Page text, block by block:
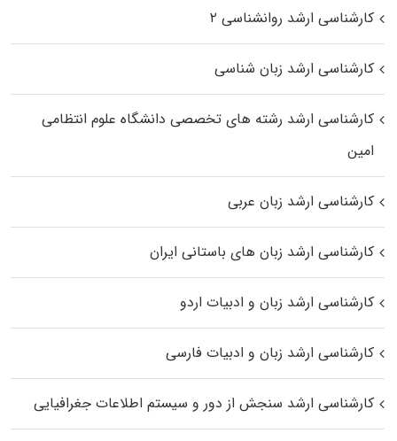
کارشناسی ارشد روانشناسی ۲
کارشناسی ارشد زبان شناسی
کارشناسی ارشد رﺷﺘﻪ ﻫﺎی تخصصی داﻧﺸﮕﺎه ﻋﻠﻮم انتظامی
اﻣﻴﻦ
کارشناسی ارشد زبان عربی
کارشناسی ارشد زبان‌ های باستانی ایران
کارشناسی ارشد زبان و ادبیات اردو
کارشناسی ارشد زبان و ادبیات فارسی
کارشناسی ارشد سنجش از دور و سیستم اطلاعات جغرافیایی